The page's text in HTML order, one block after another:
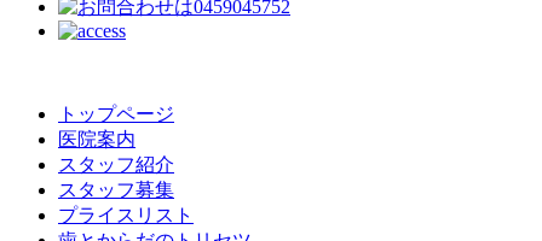
トップページ
医院案内
スタッフ紹介
スタッフ募集
プライスリスト